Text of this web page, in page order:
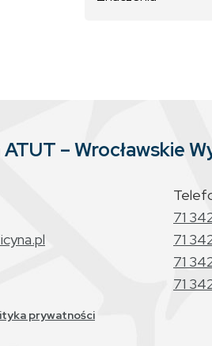
– Wrocławskie
71
71
71
71
prywatności